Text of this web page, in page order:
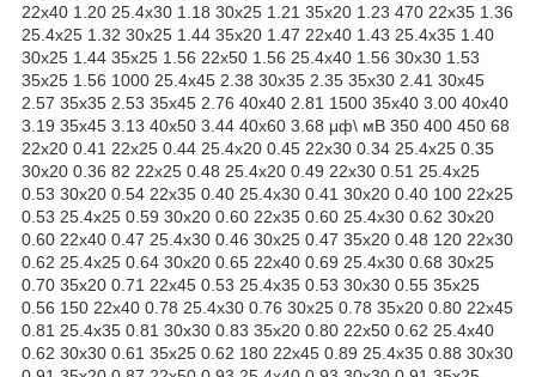
22x40 1.20 25.4x30 1.18 30x25 1.21 35x20 1.23 470 22x35 1.36
25.4x25 1.32 30x25 1.44 35x20 1.47 22x40 1.43 25.4x35 1.40
30x25 1.44 35x25 1.56 22x50 1.56 25.4x40 1.56 30x30 1.53
35x25 1.56 1000 25.4x45 2.38 30x35 2.35 35x30 2.41 30x45
2.57 35x35 2.53 35x45 2.76 40x40 2.81 1500 35x40 3.00 40x40
3.19 35x45 3.13 40x50 3.44 40x60 3.68 μф\ мВ 350 400 450 68
22x20 0.41 22x25 0.44 25.4x20 0.45 22x30 0.34 25.4x25 0.35
30x20 0.36 82 22x25 0.48 25.4x20 0.49 22x30 0.51 25.4x25
0.53 30x20 0.54 22x35 0.40 25.4x30 0.41 30x20 0.40 100 22x25
0.53 25.4x25 0.59 30x20 0.60 22x35 0.60 25.4x30 0.62 30x20
0.60 22x40 0.47 25.4x30 0.46 30x25 0.47 35x20 0.48 120 22x30
0.62 25.4x25 0.64 30x20 0.65 22x40 0.69 25.4x30 0.68 30x25
0.70 35x20 0.71 22x45 0.53 25.4x35 0.53 30x30 0.55 35x25
0.56 150 22x40 0.78 25.4x30 0.76 30x25 0.78 35x20 0.80 22x45
0.81 25.4x35 0.81 30x30 0.83 35x20 0.80 22x50 0.62 25.4x40
0.62 30x30 0.61 35x25 0.62 180 22x45 0.89 25.4x35 0.88 30x30